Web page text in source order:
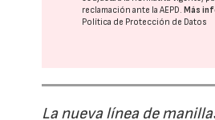
reclamación ante laAEPD .Más
Política de Protección de Datos
La nueva línea de